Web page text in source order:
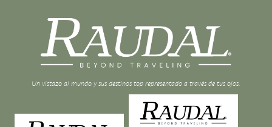
Un vistazo al mundo y sus destinos top representado a través de tus ojos.